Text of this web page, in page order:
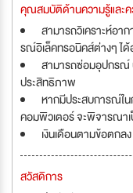
คุณสมบัติด้านความรู้และ
สามารถวิเคราะห์อา
รณ์อิเล็คทรอนิคส์ต่างๆ ไ
สามารถซ่อมอุปกรณ์
ประสิทธิภาพ
หากมีประสบการณ์ใน
คอมพิวเตอร์ จะพิจารณา
เงินเดือนตามข้อตก
สวัสดิการ